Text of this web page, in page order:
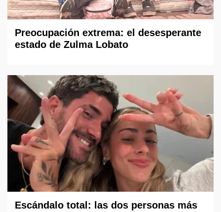
Preocupación extrema: el desesperante
estado de Zulma Lobato
Escándalo total: las dos personas más